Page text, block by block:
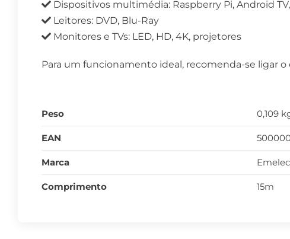
Dispositivos multimédia: Raspberry Pi, Android
Leitores: DVD, Blu-Ray
Monitores e TVs: LED, HD, 4K, projetores
Para um funcionamento ideal, recomenda-se ligar
Peso 0,109
EAN
Marca Emelec
Comprimento 15m